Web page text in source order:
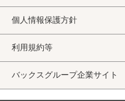
個人情報保護方針
利用規約等
バックスグループ企業サイト